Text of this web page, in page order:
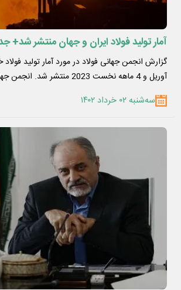
آمار تولید فولاد ایران و جهان منتشر شد+
گزارش انجمن جهانی فولاد در مورد آمار تولید
آوریل و 4 ماهه نخست 2023 منتشر شد. انجمن جهانی فولاد…
سه‌شنبه ۰۲ خرداد ۱۴۰۲